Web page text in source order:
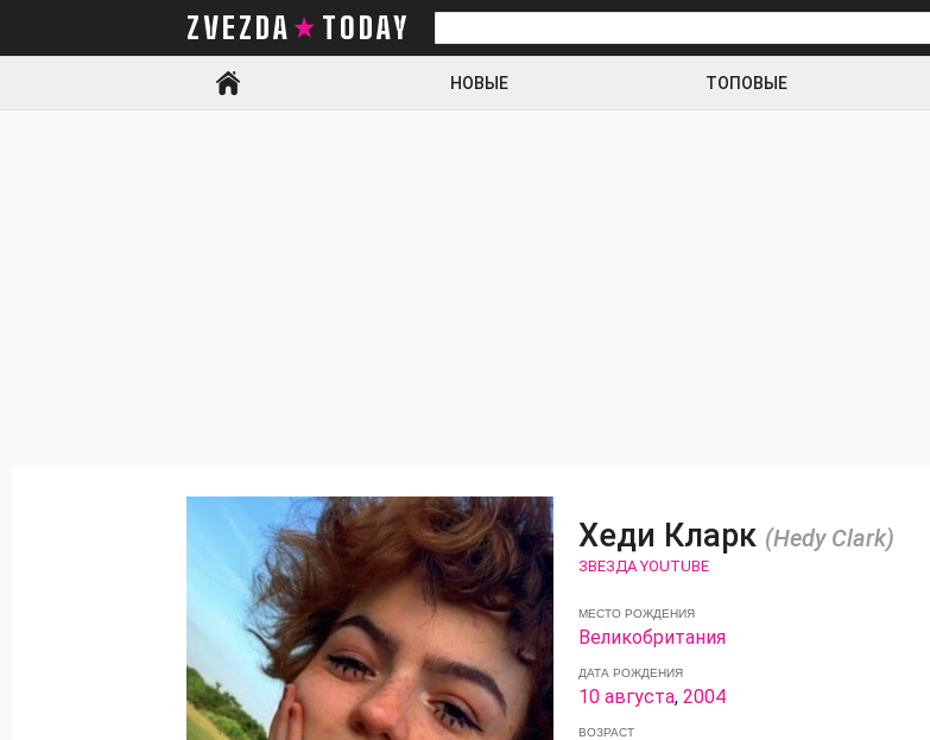
ZVEZDA TODAY
Искать
НОВЫЕ ТОПОВЫЕ
Хеди Кларк (Hedy Clark)
ЗВЕЗДА YOUTUBE
МЕСТО РОЖДЕНИЯ
Великобритания
ДАТА РОЖДЕНИЯ
10 августа, 2004
ВОЗРАСТ